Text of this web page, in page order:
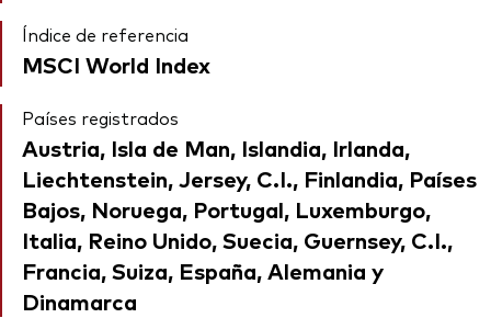
Índice de referencia
MSCI World Index
Países registrados
Austria, Isla de Man, Islandia, Irlanda,
Liechtenstein, Jersey, C.I., Finlandia, Países
Bajos, Noruega, Portugal, Luxemburgo,
Italia, Reino Unido, Suecia, Guernsey, C.I.,
Francia, Suiza, España, Alemania y
Dinamarca